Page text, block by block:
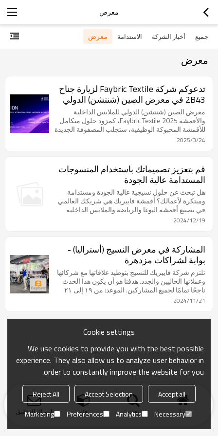
معرض
جميع أخبار الشركة الاستدامة معرض
معرض
تدعوكم شركة Faybric Textile لزيارة جناح
2B43 في معرض الصين (شنتشن) الدولي
للملابس الداخلية والأقمشة ذات العلامات
التجارية لاستكشاف الاتجاه المستقبلي
للأقمشة الوظيفية التكنولوجية!
معرض الصين (شنتشن) الدولي للملابس الداخلية
والأقمشة 2025 Faybric Textile، كمزود حلول متكامل
للأقمشة المحبوكة الوظيفية، ستجلب المصفوفة الجديدة
2025/3/24
قم بتعزيز تصميماتك باستخدام المنسوجات
المستدامة عالية الجودة
هل تبحث عن حلول نسيجية عالية الجودة ومستدامة
ومبتكرة لأعمالك؟ أقمشة فايبريك هي شريكك العالمي
في تصنيع أقمشة اليوغا والرياضة والملابس الداخلية
الصديقة للبيئة والمناسبة للأنشطة الخارجية. فايبريك
2024/12/19
المشاركة في معرض النسيج (أستراليا) -
بوابة لشراكات مزدهرة
تلتزم شركة فايبريك للنسيج بتوطيد علاقاتها مع شركائها
وعملائها الحاليين والجدد. هدفنا هو أن يكون هذا الحدث
ناجحًا تمامًا لجميع المشاركين. الموعد: من ١٩ إلى ٢١
نوفمبر ٢٠٢٤.
2024/11/21
منزل بحث فئة ارسال التحقيق
Cookie settings
We use cookies to provide you with the best possible
experience. They also allow us to analyze user behavior in
order to constantly improve the website for you.
Accept all
Accept Selection
Reject All
Necessary
Analytics
Preferences
Marketing